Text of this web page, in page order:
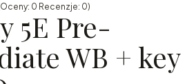
0 Recenzje: 0)
5E Pre-
WB + key